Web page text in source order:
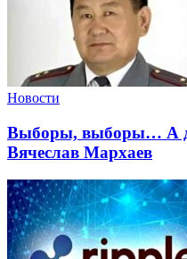
Новости
Выборы, выборы… А
Вячеслав Мархаев